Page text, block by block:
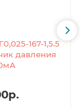
167-1,5.5
давления